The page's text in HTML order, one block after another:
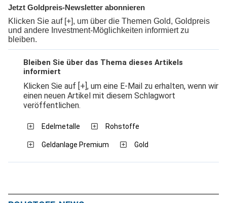
Jetzt Goldpreis-Newsletter abonnieren
Klicken Sie auf [+], um über die Themen Gold, Goldpreis
und andere Investment-Möglichkeiten informiert zu
bleiben.
Bleiben Sie über das Thema dieses Artikels
informiert
Klicken Sie auf [+], um eine E-Mail zu erhalten, wenn wir
einen neuen Artikel mit diesem Schlagwort
veröffentlichen.
Edelmetalle Rohstoffe
Geldanlage Premium Gold